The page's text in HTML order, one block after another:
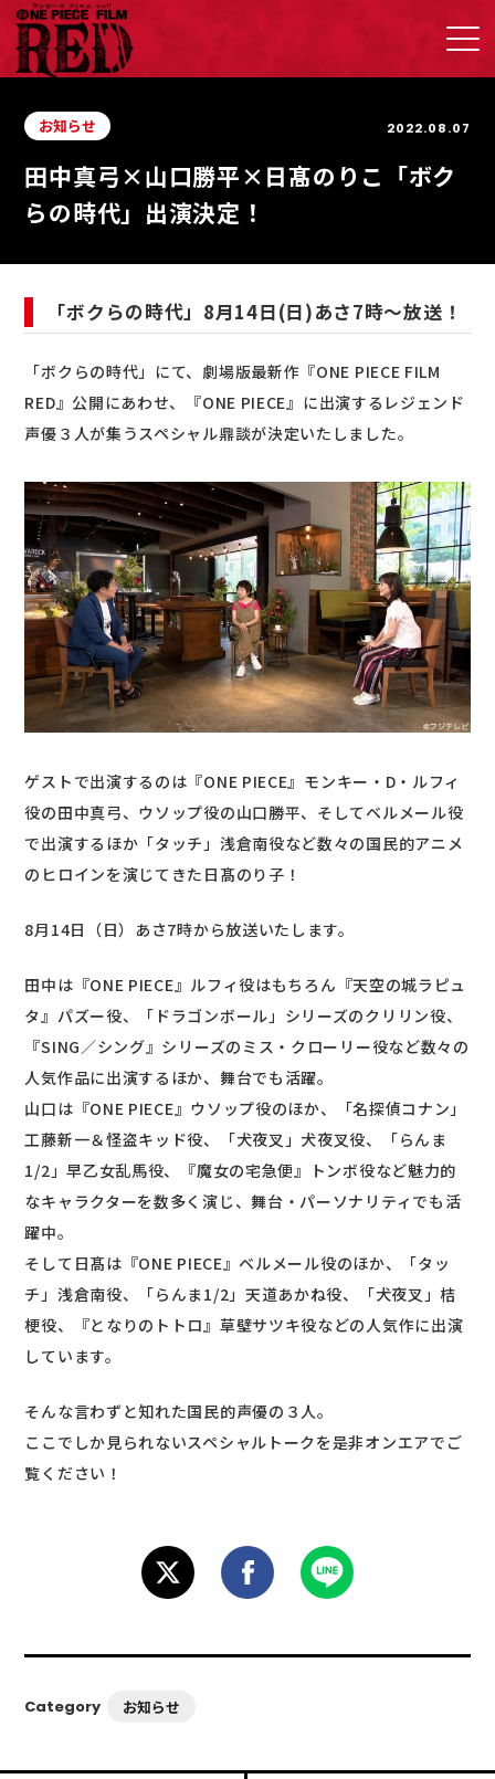
2022.08.07
お知らせ
田中真弓×山口勝平×日髙のりこ「ボク
らの時代」出演決定！
「ボクらの時代」8月14日(日)あさ7時～放送！
「ボクらの時代」にて、劇場版最新作『ONE PIECE FILM
RED』公開にあわせ、『ONE PIECE』に出演するレジェンド
声優３人が集うスペシャル鼎談が決定いたしました。
ゲストで出演するのは『ONE PIECE』モンキー・D・ルフィ
役の田中真弓、ウソップ役の山口勝平、そしてベルメール役
で出演するほか「タッチ」浅倉南役など数々の国民的アニメ
のヒロインを演じてきた日髙のり子！
8月14日（日）あさ7時から放送いたします。
田中は『ONE PIECE』ルフィ役はもちろん『天空の城ラピュ
タ』パズー役、「ドラゴンボール」シリーズのクリリン役、
『SING／シング』シリーズのミス・クローリー役など数々の
人気作品に出演するほか、舞台でも活躍。
山口は『ONE PIECE』ウソップ役のほか、「名探偵コナン」
工藤新一＆怪盗キッド役、「犬夜叉」犬夜叉役、「らんま
1/2」早乙女乱馬役、『魔女の宅急便』トンボ役など魅力的
なキャラクターを数多く演じ、舞台・パーソナリティでも活
躍中。
そして日髙は『ONE PIECE』ベルメール役のほか、「タッ
チ」浅倉南役、「らんま1/2」天道あかね役、「犬夜叉」桔
梗役、『となりのトトロ』草壁サツキ役などの人気作に出演
しています。
そんな言わずと知れた国民的声優の３人。
ここでしか見られないスペシャルトークを是非オンエアでご
覧ください！
Category お知らせ